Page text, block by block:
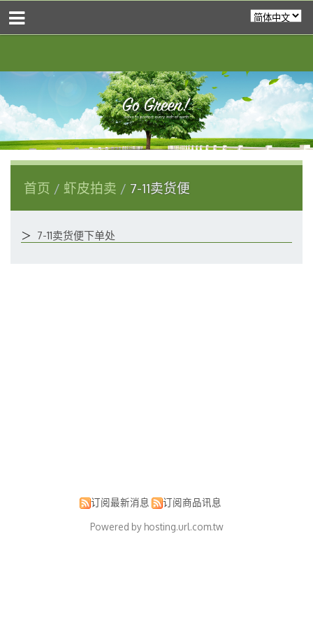
首页 虾皮拍卖 7-11卖货便
＞ 7-11卖货便下单处
订阅最新消息 订阅商品讯息
Powered by hosting.url.com.tw